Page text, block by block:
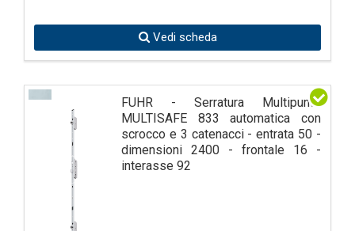
Vedi scheda
FUHR - Serratura Multipunto
MULTISAFE 833 automatica con
scrocco e 3 catenacci - entrata 50 -
dimensioni 2400 - frontale 16 -
interasse 92